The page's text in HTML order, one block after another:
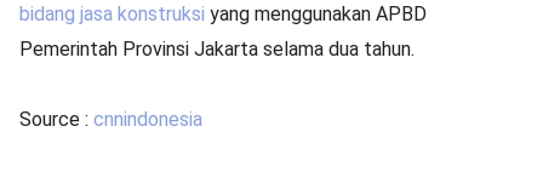
bidang jasa konstruksi yang menggunakan APBD
Pemerintah Provinsi Jakarta selama dua tahun.
Source : cnnindonesia